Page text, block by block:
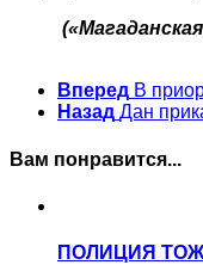
Вперед В
Назад Дан
Вам понравится...
ПОЛИЦИЯ